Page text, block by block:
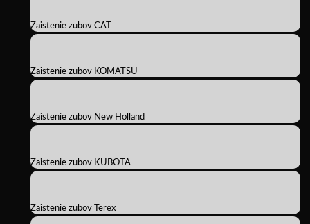
Zaistenie zubov CAT
Zaistenie zubov KOMATSU
Zaistenie zubov New Holland
Zaistenie zubov KUBOTA
Zaistenie zubov Terex